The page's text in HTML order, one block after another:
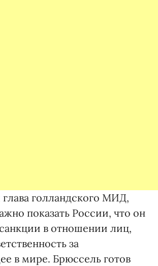
голландского МИД,
показать России, что он
в отношении лиц,
за
в мире. Брюссель готов